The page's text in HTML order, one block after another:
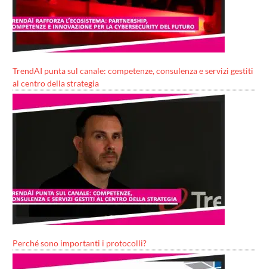
TrendAI punta sul canale: competenze, consulenza e servizi gestiti
al centro della strategia
Perché sono importanti i protocolli?